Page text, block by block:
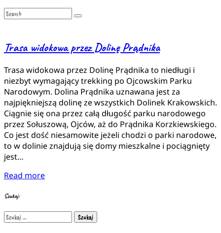
Trasa widokowa przez Dolinę Prądnika
Trasa widokowa przez Dolinę Prądnika to niedługi i
niezbyt wymagający trekking po Ojcowskim Parku
Narodowym. Dolina Prądnika uznawana jest za
najpiękniejszą dolinę ze wszystkich Dolinek Krakowskich.
Ciągnie się ona przez całą długość parku narodowego
przez Sołuszową, Ojców, aż do Prądnika Korzkiewskiego.
Co jest dość niesamowite jeżeli chodzi o parki narodowe,
to w dolinie znajdują się domy mieszkalne i pociągnięty
jest…
Read more
Szukaj:
Szukaj: